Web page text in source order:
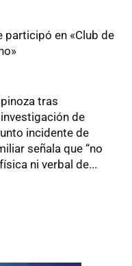
participó en «Club de
tras
de
incidente de
señala que “no
ni verbal de...